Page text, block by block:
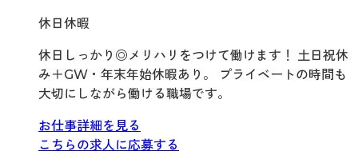
休日休暇
休日しっかり◎メリハリをつけて働けます！ 土日祝休
み＋GW・年末年始休暇あり。 プライベートの時間も
大切にしながら働ける職場です。
お仕事詳細を見る
こちらの求人に応募する